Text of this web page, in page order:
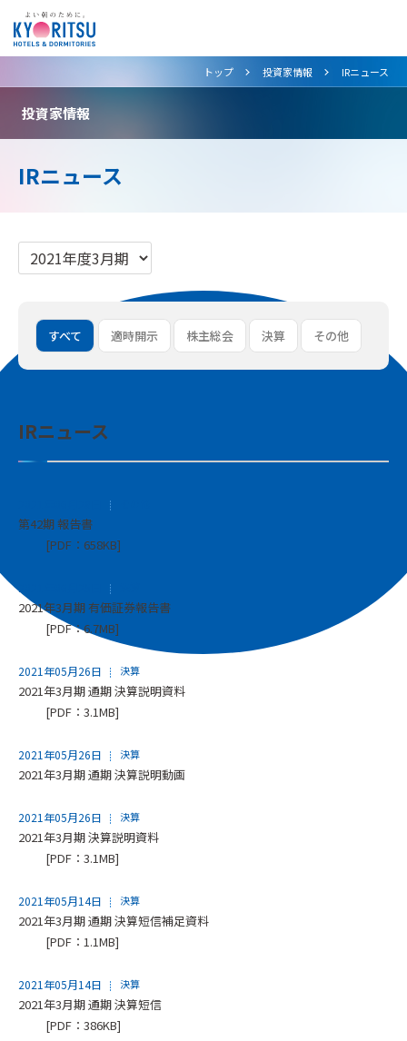
トップ >
投資家情報 >
IRニュース
投資家情報
IRニュース
すべて 適時開示 株主総会 決算 その他
IRニュース
第42期 報告書
[PDF：658KB]
2021年06月25日
2021年3月期 有価証券報告書
[PDF：6.7MB]
2021年05月26日 決算
2021年3月期 通期 決算説明資料
[PDF：3.1MB]
2021年05月26日 決算
2021年3月期 通期 決算説明動画
2021年05月26日 決算
2021年3月期 決算説明資料
[PDF：3.1MB]
2021年05月14日 決算
2021年3月期 通期 決算短信補足資料
[PDF：1.1MB]
2021年05月14日 決算
2021年3月期 通期 決算短信
[PDF：386KB]